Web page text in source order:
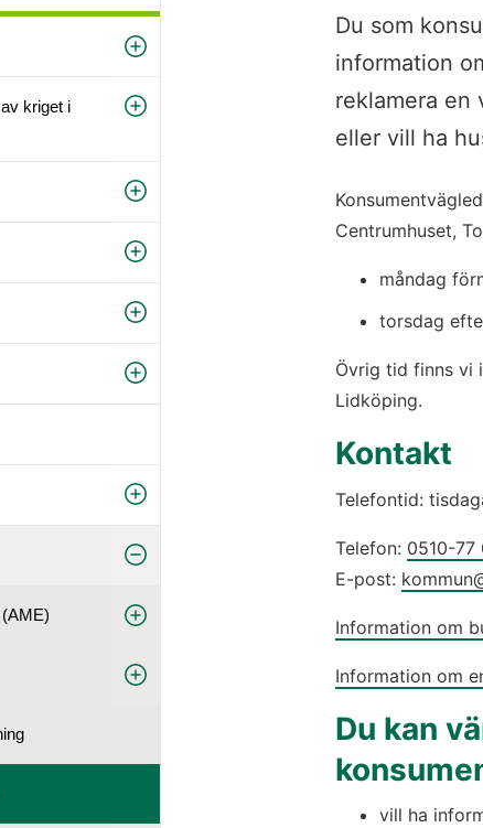
kriget i
Du som
information
reklamera en
eller vill ha
Centrumhuset,
måndag
torsdag
Övrig tid finns vi
Lidköping.
Kontakt
Telefontid:
Telefon: 0510-77
E-post:
Information om
Information om
Du kan
vill ha